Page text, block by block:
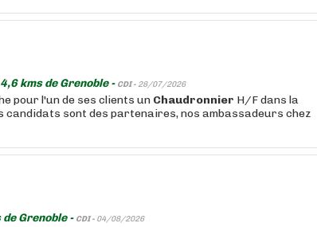
kms de Grenoble - CDI - 28/07/2026
pour l'un de ses clients un Chaudronnier H/F dans la
candidats sont des partenaires, nos ambassadeurs chez
Grenoble - CDI - 04/08/2026